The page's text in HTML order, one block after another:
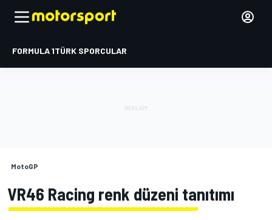
FORMULA 1TÜRK SPORCULAR
MotoGP
VR46 Racing renk düzeni tanıtımı